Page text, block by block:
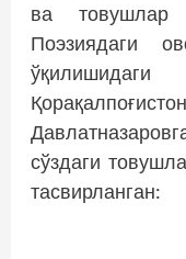
ва товушлар
Поэзиядаги
сўздаги
тасвирланган: